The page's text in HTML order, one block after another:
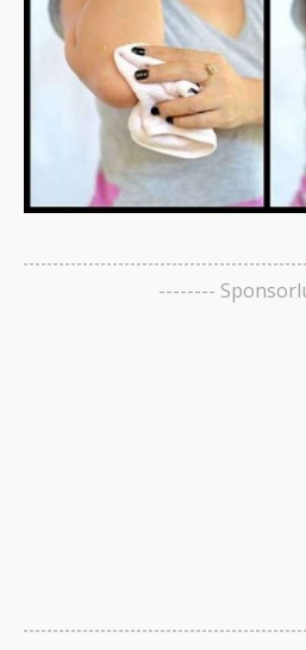
--------